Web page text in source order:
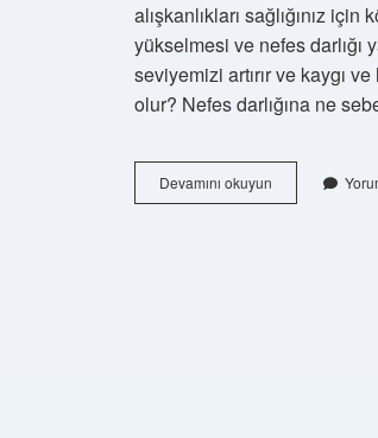
alışkanlıkları sağlığınız
yükselmesi ve nefes darlığı
seviyemizi artırır ve kaygı
olur? Nefes darlığına ne
Devamını okuyun Burundan
Yeterince